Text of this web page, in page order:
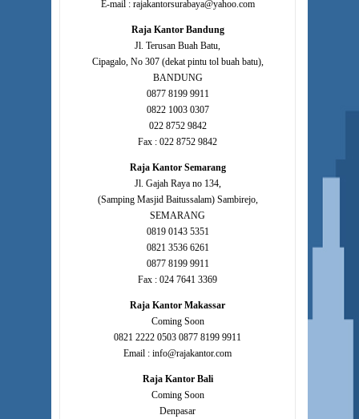
E-mail : rajakantorsurabaya@yahoo.com
Raja Kantor Bandung
Jl. Terusan Buah Batu,
Cipagalo, No 307 (dekat pintu tol buah batu),
BANDUNG
0877 8199 9911
0822 1003 0307
022 8752 9842
Fax : 022 8752 9842
Raja Kantor Semarang
Jl. Gajah Raya no 134,
(Samping Masjid Baitussalam) Sambirejo,
SEMARANG
0819 0143 5351
0821 3536 6261
0877 8199 9911
Fax : 024 7641 3369
Raja Kantor Makassar
Coming Soon
0821 2222 0503 0877 8199 9911
Email : info@rajakantor.com
Raja Kantor Bali
Coming Soon
Denpasar